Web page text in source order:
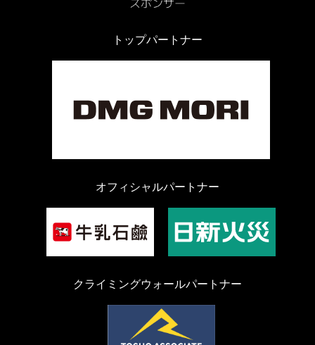
トップパートナー
オフィシャルパートナー
クライミングウォールパートナー